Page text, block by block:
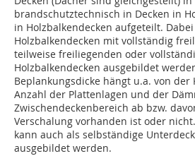
brandschutztechnisch in Decken in
in Holzbalkendecken aufgeteilt.
Holzbalkendecken mit vollständig
teilweise freiliegenden oder
Holzbalkendecken ausgebildet
Beplankungsdicke hängt u.a. von
Anzahl der Plattenlagen und der
Zwischendeckenbereich ab bzw.
Verschalung vorhanden ist oder
kann auch als selbständige
ausgebildet werden.